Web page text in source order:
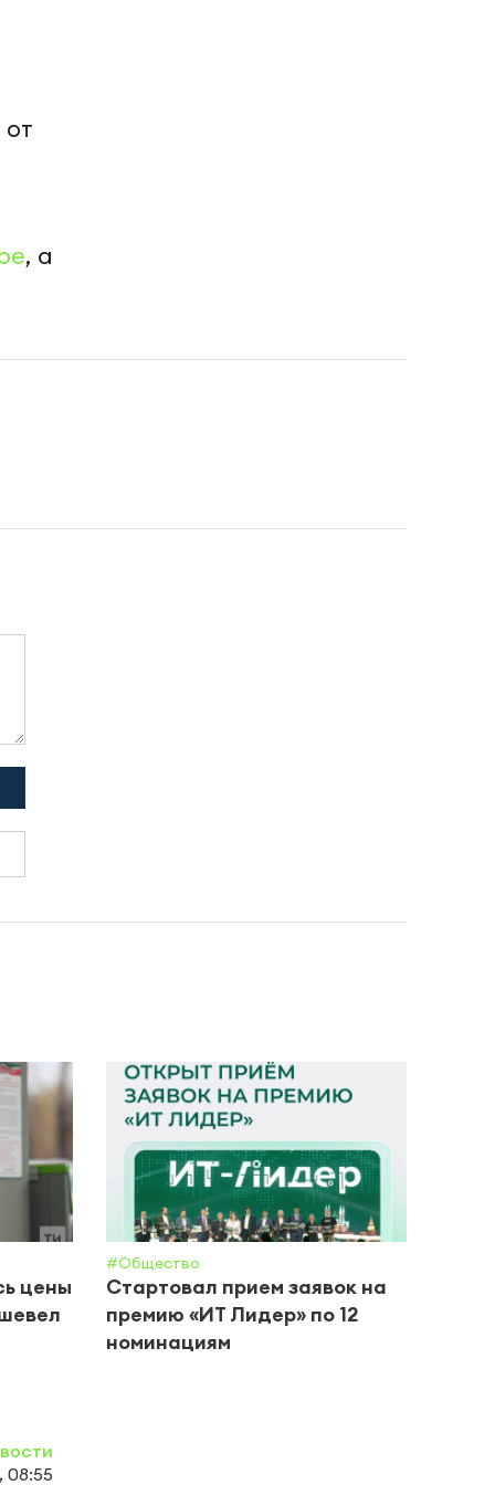
, а
цены
#Общество
Стартовал прием заявок на
премию «ИТ Лидер» по 12
номинациям
08:55